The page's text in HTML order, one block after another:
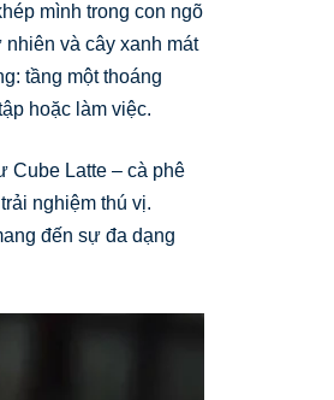
mình trong con ngõ
và cây xanh mát
tầng một thoáng
hoặc làm việc.
Cube Latte – cà phê
nghiệm thú vị.
đến sự đa dạng